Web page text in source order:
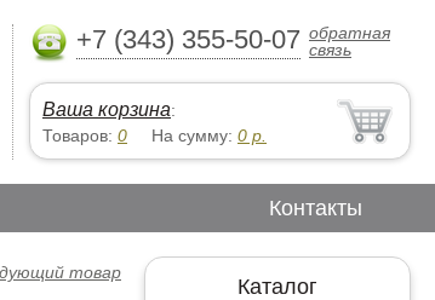
+7 (343) 355-50-07 обратная
связь
Ваша корзина:
Товаров: 0 На сумму: 0 р.
Контакты
Каталог
товар